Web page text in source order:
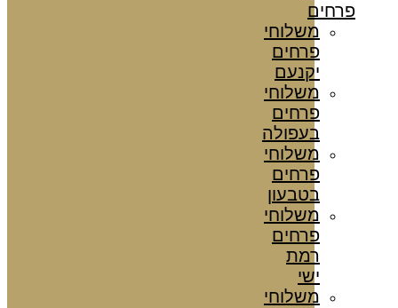
פרחים
משלוחי
פרחים
יקנעם
משלוחי
פרחים
בעפולה
משלוחי
פרחים
בטבעון
משלוחי
פרחים
רמת
ישי
משלוחי